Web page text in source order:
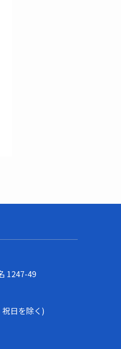
1247-49
日を除く)